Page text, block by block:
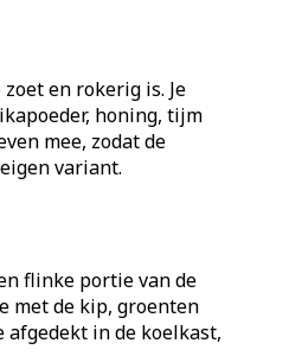
en rokerig is. Je
honing, tijm
mee, zodat de
variant.
flinke portie van de
met de kip, groenten
afgedekt in de koelkast,